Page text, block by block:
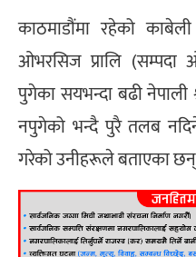
काठमाडौंमा रहेको
ओभरसिज प्रालि (सम्पदा
पुगेका सयभन्दा बढी नेपाली
नपुगेको भन्दै पुरै तलब
गरेको उनीहरूले बताएका